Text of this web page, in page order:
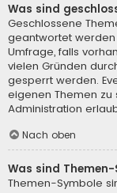
Was sind
Geschlossene
geantwortet
Umfrage, falls
vielen Gründen
gesperrt werden.
eigenen Themen
Administration
Nach oben
Was sind Themen-
Themen-Symbole